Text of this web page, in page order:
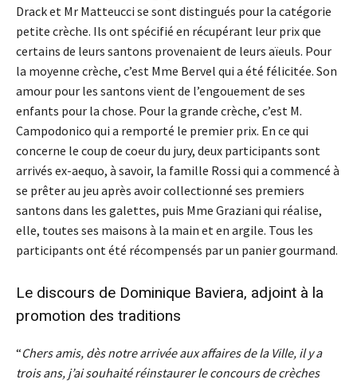
Drack et Mr Matteucci se sont distingués pour la catégorie
petite crèche. Ils ont spécifié en récupérant leur prix que
certains de leurs santons provenaient de leurs aïeuls. Pour
la moyenne crèche, c’est Mme Bervel qui a été félicitée. Son
amour pour les santons vient de l’engouement de ses
enfants pour la chose. Pour la grande crèche, c’est M.
Campodonico qui a remporté le premier prix. En ce qui
concerne le coup de coeur du jury, deux participants sont
arrivés ex-aequo, à savoir, la famille Rossi qui a commencé à
se prêter au jeu après avoir collectionné ses premiers
santons dans les galettes, puis Mme Graziani qui réalise,
elle, toutes ses maisons à la main et en argile. Tous les
participants ont été récompensés par un panier gourmand.
Le discours de Dominique Baviera, adjoint à la
promotion des traditions
“Chers amis, dès notre arrivée aux affaires de la Ville, il y a
trois ans, j’ai souhaité réinstaurer le concours de crèches